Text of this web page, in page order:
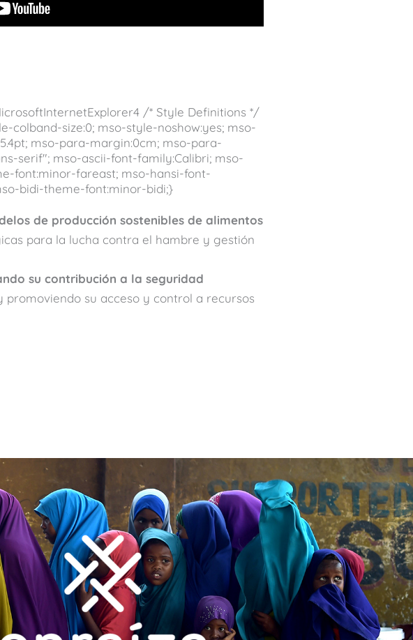
/* Style Definitions */
colband-size:0; mso-style-noshow:yes; mso-
mso-para-margin:0cm; mso-para-
serif"; mso-ascii-font-family:Calibri; mso-
font:minor-fareast; mso-hansi-font-
bidi-theme-font:minor-bidi;}
de producción sostenibles de alimentos
para la lucha contra el hambre y gestión
su contribución a la seguridad
su acceso y control a recursos